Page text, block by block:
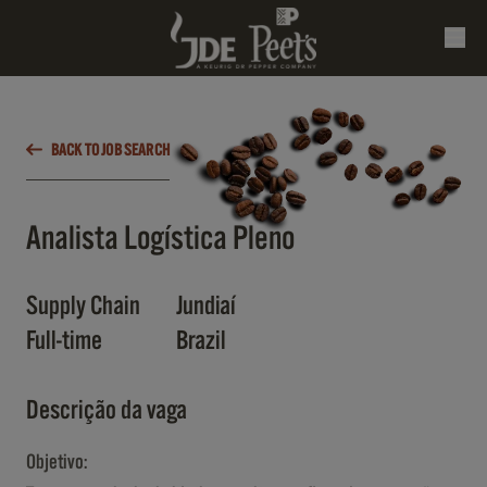
BACK TO JOB SEARCH
Analista Logística Pleno
Supply Chain
Jundiaí
Full-time
Brazil
Descrição da vaga
Objetivo: